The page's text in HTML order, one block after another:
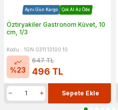
Aynı Gün Kargo Çok Al Az Öde
Öztiryakiler Gastronom Küvet, 10
cm, 1/3
Kodu : 1GN.0311.13100.10
%23
647TL
496 TL
Sepete Ekle